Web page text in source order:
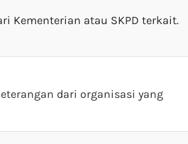
Kementerian atau SKPD terkait.
dari organisasi yang